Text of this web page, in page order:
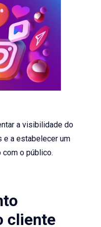
a visibilidade do
e a estabelecer um
o público.
cliente